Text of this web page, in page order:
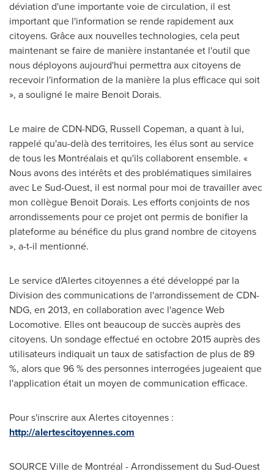
déviation d'une importante voie de circulation, il est
important que l'information se rende rapidement aux
citoyens. Grâce aux nouvelles technologies, cela peut
maintenant se faire de manière instantanée et l'outil que
nous déployons aujourd'hui permettra aux citoyens de
recevoir l'information de la manière la plus efficace qui soit
», a souligné le maire Benoit Dorais.
Le maire de CDN-NDG, Russell Copeman, a quant à lui,
rappelé qu'au-delà des territoires, les élus sont au service
de tous les Montréalais et qu'ils collaborent ensemble. «
Nous avons des intérêts et des problématiques similaires
avec Le Sud-Ouest, il est normal pour moi de travailler avec
mon collègue Benoit Dorais. Les efforts conjoints de nos
arrondissements pour ce projet ont permis de bonifier la
plateforme au bénéfice du plus grand nombre de citoyens
», a-t-il mentionné.
Le service d'Alertes citoyennes a été développé par la
Division des communications de l'arrondissement de CDN-
NDG, en 2013, en collaboration avec l'agence Web
Locomotive. Elles ont beaucoup de succès auprès des
citoyens. Un sondage effectué en octobre 2015 auprès des
utilisateurs indiquait un taux de satisfaction de plus de 89
%, alors que 96 % des personnes interrogées jugeaient que
l'application était un moyen de communication efficace.
Pour s'inscrire aux Alertes citoyennes :
http://alertescitoyennes.com
SOURCE Ville de Montréal - Arrondissement du Sud-Ouest